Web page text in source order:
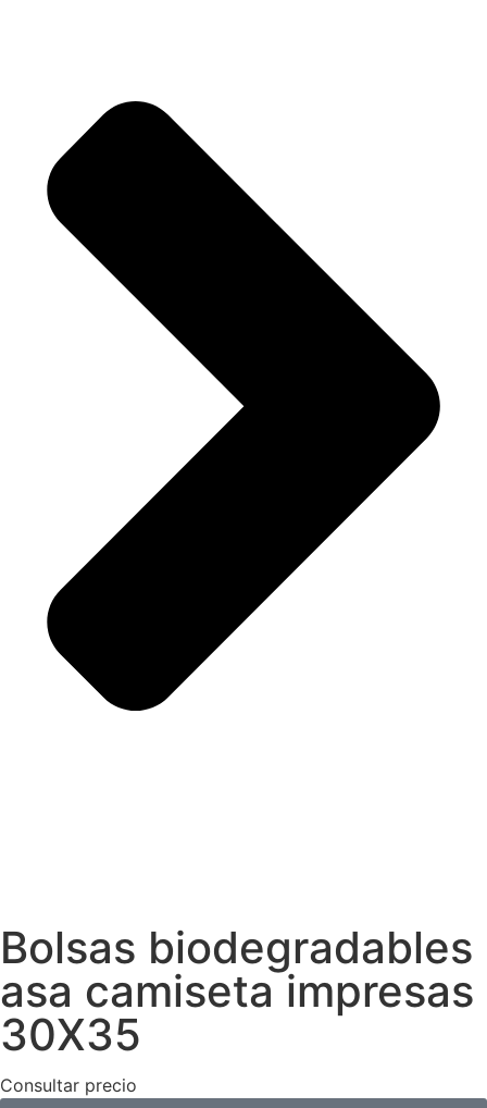
Bolsas biodegradables
asa camiseta impresas
30X35
Consultar precio